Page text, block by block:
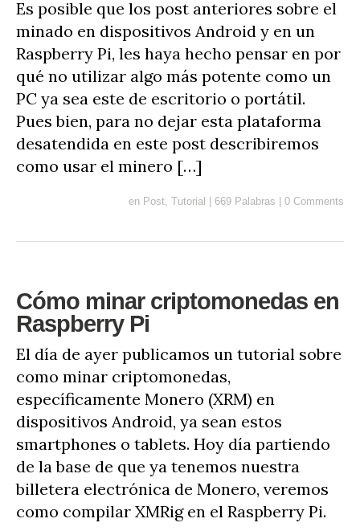
Es posible que los post anteriores sobre el
minado en dispositivos Android y en un
Raspberry Pi, les haya hecho pensar en por
qué no utilizar algo más potente como un
PC ya sea este de escritorio o portátil.
Pues bien, para no dejar esta plataforma
desatendida en este post describiremos
como usar el minero […]
en Post Tutorial 669 Palabras 0 Comments
Cómo minar criptomonedas en
Raspberry Pi
El día de ayer publicamos un tutorial sobre
como minar criptomonedas,
específicamente Monero (XRM) en
dispositivos Android, ya sean estos
smartphones o tablets. Hoy día partiendo
de la base de que ya tenemos nuestra
billetera electrónica de Monero, veremos
como compilar XMRig en el Raspberry Pi.